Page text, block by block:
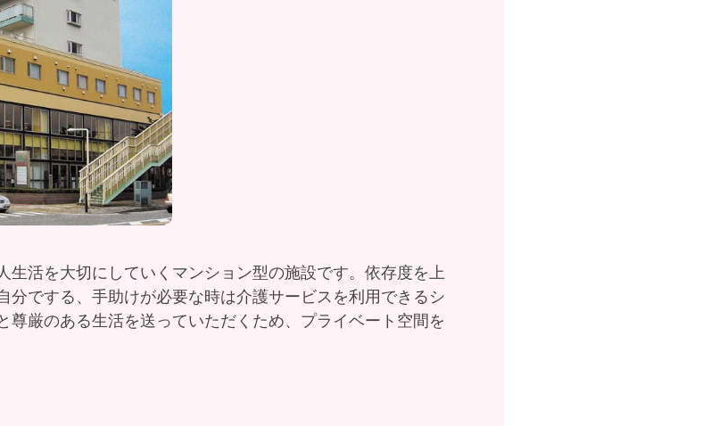
生活を大切にしていくマンション型の施設です。依存度を上
分でする、手助けが必要な時は介護サービスを利用できるシ
尊厳のある生活を送っていただくため、プライベート空間を